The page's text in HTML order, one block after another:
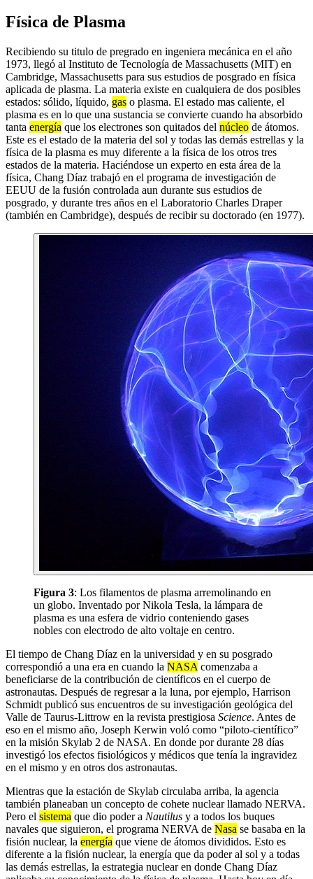
Física de Plasma
Recibiendo su titulo de pregrado en ingeniera mecánica en el año
1973, llegó al Instituto de Tecnología de Massachusetts (MIT) en
Cambridge, Massachusetts para sus estudios de posgrado en física
aplicada de plasma. La materia existe en cualquiera de dos posibles
estados: sólido, líquido, gas o plasma. El estado mas caliente, el
plasma es en lo que una sustancia se convierte cuando ha absorbido
tanta energía que los electrones son quitados del núcleo de átomos.
Este es el estado de la materia del sol y todas las demás estrellas y la
física de la plasma es muy diferente a la física de los otros tres
estados de la materia. Haciéndose un experto en esta área de la
física, Chang Díaz trabajó en el programa de investigación de
EEUU de la fusión controlada aun durante sus estudios de
posgrado, y durante tres años en el Laboratorio Charles Draper
(también en Cambridge), después de recibir su doctorado (en 1977).
Figura 3: Los filamentos de plasma arremolinando en
un globo. Inventado por Nikola Tesla, la lámpara de
plasma es una esfera de vidrio conteniendo gases
nobles con electrodo de alto voltaje en centro.
El tiempo de Chang Díaz en la universidad y en su posgrado
correspondió a una era en cuando la NASA comenzaba a
beneficiarse de la contribución de científicos en el cuerpo de
astronautas. Después de regresar a la luna, por ejemplo, Harrison
Schmidt publicó sus encuentros de su investigación geológica del
Valle de Taurus-Littrow en la revista prestigiosa Science. Antes de
eso en el mismo año, Joseph Kerwin voló como “piloto-científico”
en la misión Skylab 2 de NASA. En donde por durante 28 días
investigó los efectos fisiológicos y médicos que tenía la ingravidez
en el mismo y en otros dos astronautas.
Mientras que la estación de Skylab circulaba arriba, la agencia
también planeaban un concepto de cohete nuclear llamado NERVA.
Pero el sistema que dio poder a Nautilus y a todos los buques
navales que siguieron, el programa NERVA de Nasa se basaba en la
fisión nuclear, la energía que viene de átomos divididos. Esto es
diferente a la fisión nuclear, la energía que da poder al sol y a todas
las demás estrellas, la estrategia nuclear en donde Chang Díaz